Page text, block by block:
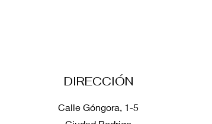
parásitos. Parte IDIRECCIÓN
Calle Góngora, 1-5